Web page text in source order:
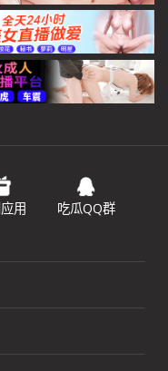
用 吃瓜QQ群